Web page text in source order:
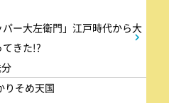
パー大左衛門」江戸時代から大
きた!?
りそめ天国
～GATE24～ #2
の女11 #10